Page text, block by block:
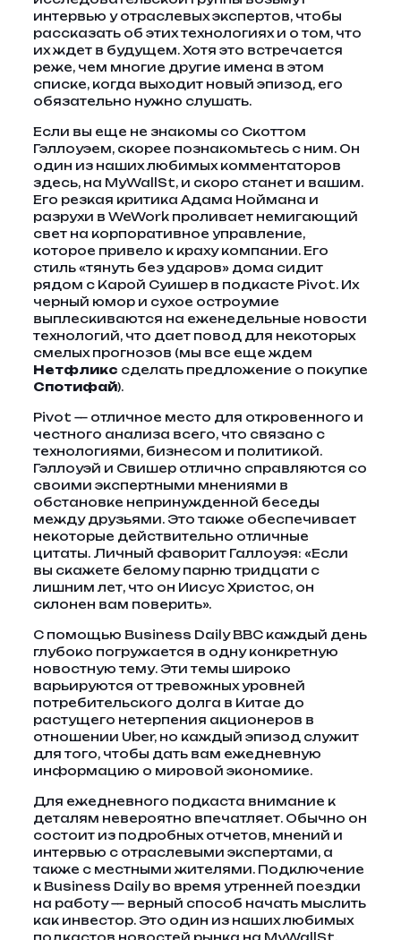
интервью у отраслевых экспертов, чтобы
рассказать об этих технологиях и о том, что
их ждет в будущем. Хотя это встречается
реже, чем многие другие имена в этом
списке, когда выходит новый эпизод, его
обязательно нужно слушать.
Если вы еще не знакомы со Скоттом
Гэллоуэем, скорее познакомьтесь с ним. Он
один из наших любимых комментаторов
здесь, на MyWallSt, и скоро станет и вашим.
Его резкая критика Адама Ноймана и
разрухи в WeWork проливает немигающий
свет на корпоративное управление,
которое привело к краху компании. Его
стиль «тянуть без ударов» дома сидит
рядом с Карой Суишер в подкасте Pivot. Их
черный юмор и сухое остроумие
выплескиваются на еженедельные новости
технологий, что дает повод для некоторых
смелых прогнозов (мы все еще ждем
Нетфликс сделать предложение о покупке
Спотифай).
Pivot — отличное место для откровенного и
честного анализа всего, что связано с
технологиями, бизнесом и политикой.
Гэллоуэй и Свишер отлично справляются со
своими экспертными мнениями в
обстановке непринужденной беседы
между друзьями. Это также обеспечивает
некоторые действительно отличные
цитаты. Личный фаворит Галлоуэя: «Если
вы скажете белому парню тридцати с
лишним лет, что он Иисус Христос, он
склонен вам поверить».
С помощью Business Daily BBC каждый день
глубоко погружается в одну конкретную
новостную тему. Эти темы широко
варьируются от тревожных уровней
потребительского долга в Китае до
растущего нетерпения акционеров в
отношении Uber, но каждый эпизод служит
для того, чтобы дать вам ежедневную
информацию о мировой экономике.
Для ежедневного подкаста внимание к
деталям невероятно впечатляет. Обычно он
состоит из подробных отчетов, мнений и
интервью с отраслевыми экспертами, а
также с местными жителями. Подключение
к Business Daily во время утренней поездки
на работу — верный способ начать мыслить
как инвестор. Это один из наших любимых